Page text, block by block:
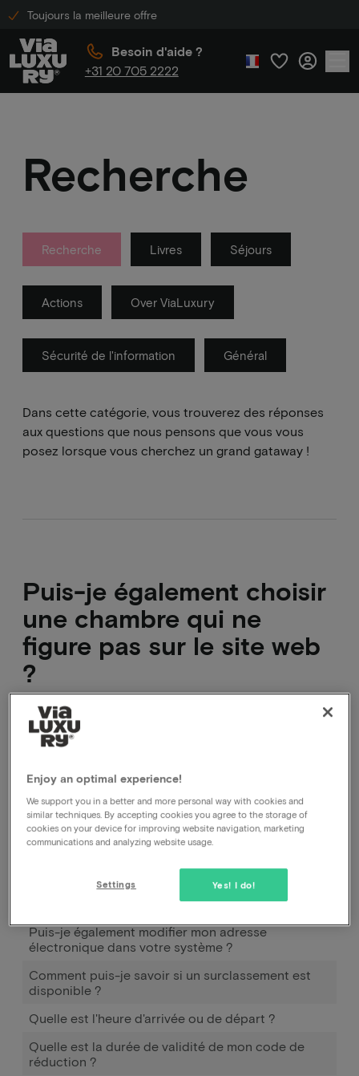
Toujours la meilleure offre
Besoin d'aide ?
+31 20 705 2222
Recherche
Recherche Livres Séjours
Actions Over ViaLuxury
Sécurité de l'information Général
Dans cette catégorie, vous trouverez des réponses
aux questions que nous pensons que vous vous
posez lorsque vous cherchez un grand gataway !
Comment fonctionne Pay later ?
Quand et comment puis-je utiliser Pay later ?
Puis-je également payer à l'arrivée à l'hôtel ?
Puis-je également modifier mon adresse
électronique dans votre système ?
Comment puis-je savoir si un surclassement est
disponible ?
Quelle est l'heure d'arrivée ou de départ ?
Quelle est la durée de validité de mon code de
réduction ?
Puis-je également choisir
une chambre qui ne
figure pas sur le site web
?
L'hôtel vous contactera pour discuter des
possibilités.
Enjoy an optimal experience!
We support you in a better and more personal way with cookies and
similar techniques. By accepting cookies you agree to the storage of
cookies on your device for improving website navigation, marketing
communications and analyzing website usage.
Yes! I do!
Settings